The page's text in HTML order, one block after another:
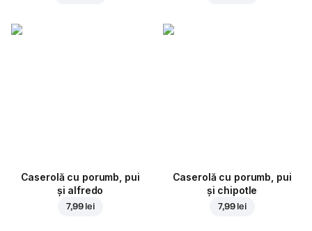
Caserolă cu porumb, pui
și alfredo
7,99 lei
Caserolă cu porumb, pui
și chipotle
7,99 lei